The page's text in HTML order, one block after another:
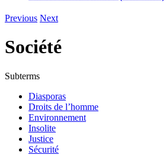
Previous Next
Société
Subterms
Diasporas
Droits de l’homme
Environnement
Insolite
Justice
Sécurité